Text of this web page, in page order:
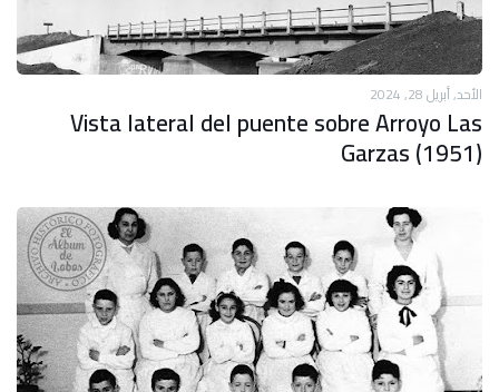
الأحد, أبريل 28, 2024
Vista lateral del puente sobre Arroyo Las
Garzas (1951)